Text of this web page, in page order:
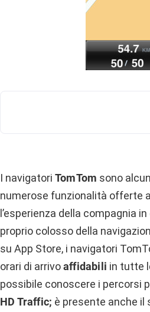
I navigatori TomTom sono
numerose funzionalità offerte
l’esperienza della compagnia
proprio colosso della
su App Store, i navigatori
orari di arrivoaffidabili in tutte
possibile conoscere i percorsi
HD Traffic; è presente anche il